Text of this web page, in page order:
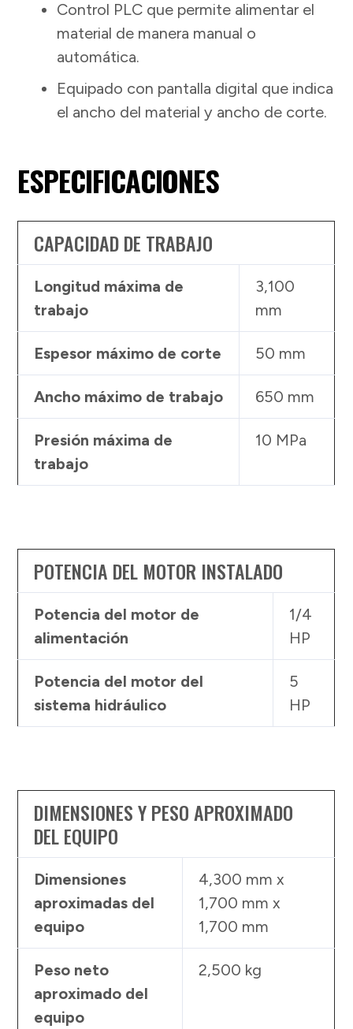
Control PLC que permite alimentar el
material de manera manual o
automática.
Equipado con pantalla digital que indica
el ancho del material y ancho de corte.
ESPECIFICACIONES
CAPACIDAD DE TRABAJO
Longitud máxima de
trabajo
3,100
mm
Espesor máximo de corte 50 mm
Ancho máximo de trabajo 650 mm
Presión máxima de
trabajo
10 MPa
POTENCIA DEL MOTOR INSTALADO
Potencia del motor de
alimentación
1/4
HP
Potencia del motor del
sistema hidráulico
5
HP
DIMENSIONES Y PESO APROXIMADO
DEL EQUIPO
Dimensiones
aproximadas del
equipo
4,300 mm x
1,700 mm x
1,700 mm
Peso neto
aproximado del
equipo
2,500 kg